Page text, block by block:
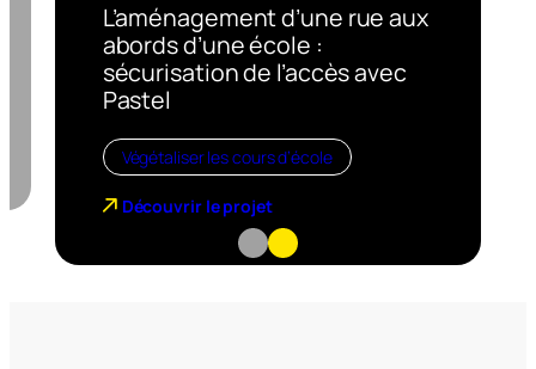
L’aménagement d’une rue aux
abords d’une école :
sécurisation de l’accès avec
Pastel
Végétaliser les cours d’école
Découvrir le projet